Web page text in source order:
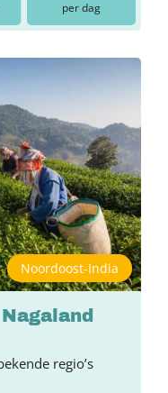
per dag
Noordoost-India
regio’s